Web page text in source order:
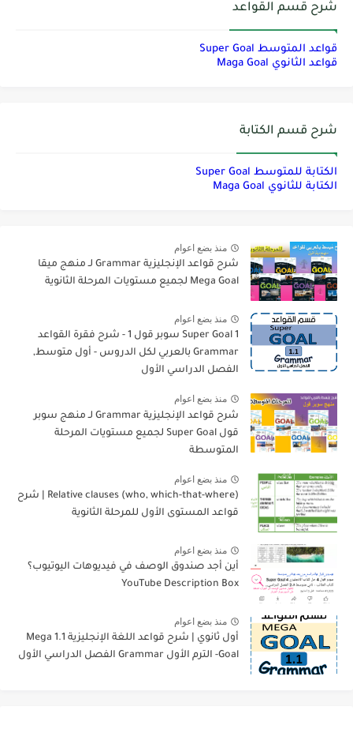
شرح قسم القواعد
قواعد المتوسط Super Goal
قواعد الثانوي Maga Goal
شرح قسم الكتابة
الكتابة للمتوسط Super Goal
الكتابة للثانوي Maga Goal
منذ بضع اعوام
شرح قواعد الإنجليزية Grammar لـ منهج ميقا
Mega Goal لجميع مستويات المرحلة الثانوية
منذ بضع اعوام
Super Goal 1 سوبر قول 1 - شرح فقرة القواعد
Grammar بالعربي لكل الدروس - أول متوسط,
الفصل الدراسي الأول
منذ بضع اعوام
شرح قواعد الإنجليزية Grammar لـ منهج سوبر
قول Super Goal لجميع مستويات المرحلة
المتوسطة
منذ بضع اعوام
Relative clauses (who, which-that-where) | شرح
قواعد المستوى الأول للمرحلة الثانوية
منذ بضع اعوام
أين أجد صندوق الوصف في فيديوهات اليوتيوب؟
YouTube Description Box
منذ بضع اعوام
أول ثانوي | شرح قواعد اللغة الإنجليزية 1.1 Mega
Goal- الترم الأول Grammar الفصل الدراسي الأول